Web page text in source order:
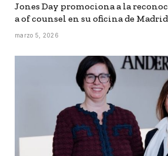
Jones Day promociona a la
a of counsel en su oficina de Madrid
marzo 5, 2026